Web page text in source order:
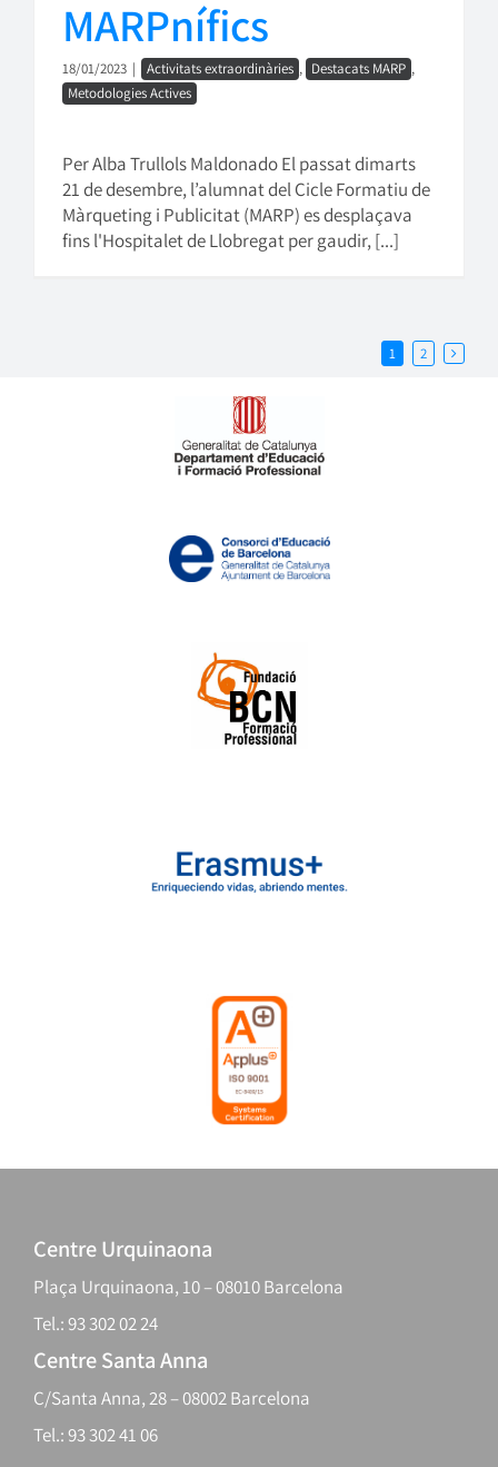
MARPnífics
18/01/2023 | Activitats extraordinàries , Destacats MARP ,
Metodologies Actives
Per Alba Trullols Maldonado El passat dimarts
21 de desembre, l’alumnat del Cicle Formatiu de
Màrqueting i Publicitat (MARP) es desplaçava
fins l'Hospitalet de Llobregat per gaudir, [...]
1 2
Centre Urquinaona
Plaça Urquinaona, 10 – 08010 Barcelona
Tel.: 93 302 02 24
Centre Santa Anna
C/Santa Anna, 28 – 08002 Barcelona
Tel.: 93 302 41 06